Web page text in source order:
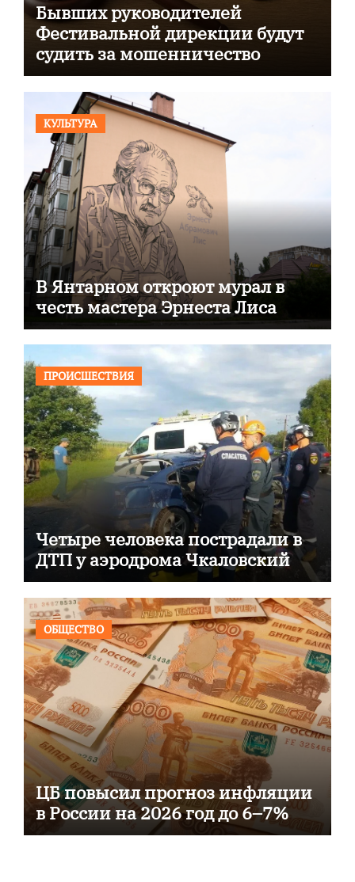
Бывших руководителей
Фестивальной дирекции будут
судить за мошенничество
КУЛЬТУРА
В Янтарном откроют мурал в
честь мастера Эрнеста Лиса
ПРОИСШЕСТВИЯ
Четыре человека пострадали в
ДТП у аэродрома Чкаловский
ОБЩЕСТВО
ЦБ повысил прогноз инфляции
в России на 2026 год до 6–7%